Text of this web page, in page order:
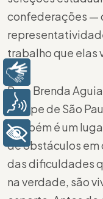
confederações —
trabalho que elas
Para Brenda
equipe de São
também é um
de obstáculos em
das dificuldades
na verdade, são
Voz
+